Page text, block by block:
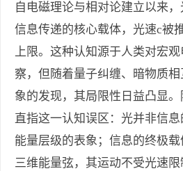
自电磁理论与相对论建立以来
信息传递的核心载体，光速c被
上限。这种认知源于人类对宏
察，但随着量子纠缠、暗物质
象的发现，其局限性日益凸显。
直指这一认知误区：光并非信
能量层级的表象；信息的终极
三维能量弦，其运动不受光速